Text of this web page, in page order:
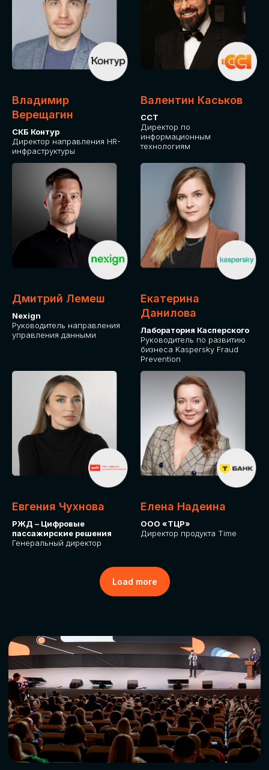
Владимир
Верещагин
СКБ Контур
Директор направления HR-
инфраструктуры
Валентин Каськов
ССТ
Директор по
информационным
технологиям
Дмитрий Лемеш
Nexign
Руководитель направления
управления данными
Екатерина
Данилова
Лаборатория Касперского
Руководитель по развитию
бизнеса Kaspersky Fraud
Prevention
Евгения Чухнова
РЖД – Цифровые
пассажирские решения
Генеральный директор
Елена Надеина
ООО «ТЦР»
Директор продукта Time
Load more
ДЛЯ ОПЛАТЫ БИЛЕТОВ
Оплата через сервис Timepad
ПРИОБРЕСТИ БИЛЕТ